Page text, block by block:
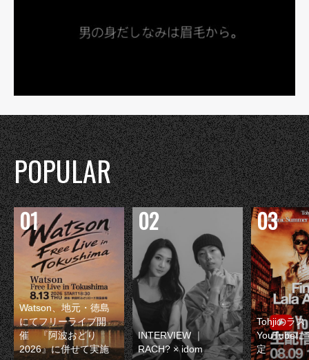
POPULAR
Watson、地元・徳島
にてフリーライブ開
催 『阿波おどり
2026』に併せて実施
INTERVIEW ｜
RACH? × idom
Tohjiのラス
YouTubeに
定